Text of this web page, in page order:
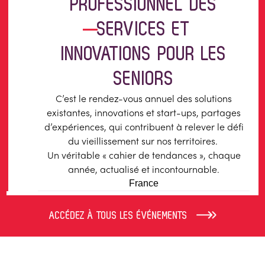
PROFESSIONNEL DES
SERVICES ET
INNOVATIONS POUR LES
SENIORS
C’est le rendez-vous annuel des solutions
existantes, innovations et start-ups, partages
d’expériences, qui contribuent à relever le défi
du vieillissement sur nos territoires.
Un véritable « cahier de tendances », chaque
année, actualisé et incontournable.
France
ACCÉDEZ À TOUS LES ÉVÉNEMENTS